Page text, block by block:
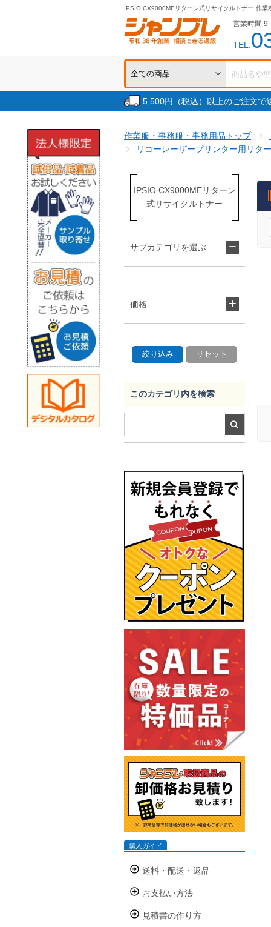
IPSIO CX9000MEリターン式リサイクルトナー 作業
営業時間 9
TEL.
5,500円（税込）以上のご注文
作業服・事務服・事務用品トップ
リコーレーザープリンター用リタ
IPSIO CX9000MEリターン
式リサイクルトナー
サブカテゴリを選ぶ
価格
このカテゴリ内を検索
購入ガイド
送料・配送・返品
お支払い方法
見積書の作り方